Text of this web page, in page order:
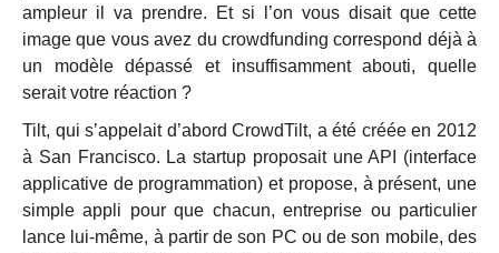
ampleur il va prendre. Et si l’on vous disait que cette
image que vous avez du crowdfunding correspond déjà à
un modèle dépassé et insuffisamment abouti, quelle
serait votre réaction ?
Tilt, qui s’appelait d’abord CrowdTilt, a été créée en 2012
à San Francisco. La startup proposait une API (interface
applicative de programmation) et propose, à présent, une
simple appli pour que chacun, entreprise ou particulier
lance lui-même, à partir de son PC ou de son mobile, des